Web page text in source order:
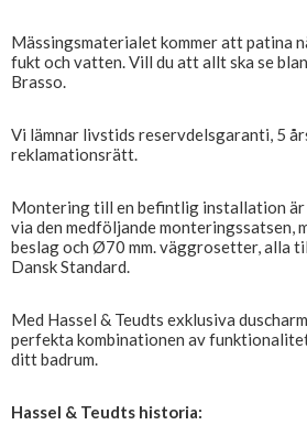
Mässingsmaterialet kommer att patina
fukt och vatten. Vill du att allt ska se
Brasso.
Vi lämnar livstids reservdelsgaranti, 5
reklamationsrätt.
Montering till en befintlig installation är
via den medföljande monteringssatsen,
beslag och Ø70 mm. väggrosetter, alla
Dansk Standard.
Med Hassel & Teudts exklusiva
perfekta kombinationen av
ditt badrum.
Hassel & Teudts historia: